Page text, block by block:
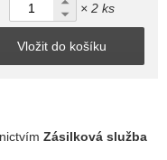
× 2 ks
Vložit do košíku
Zásilková služba